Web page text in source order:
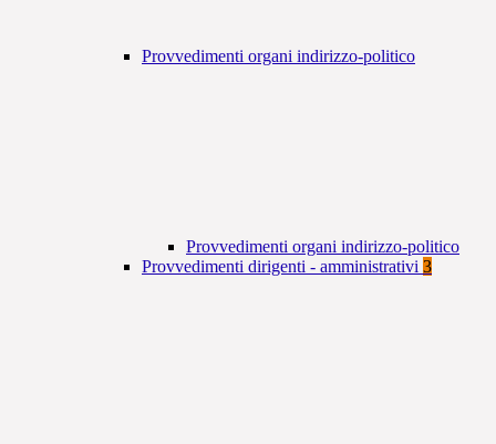
Provvedimenti organi indirizzo-politico
Provvedimenti organi indirizzo-politico
Provvedimenti dirigenti - amministrativi 3